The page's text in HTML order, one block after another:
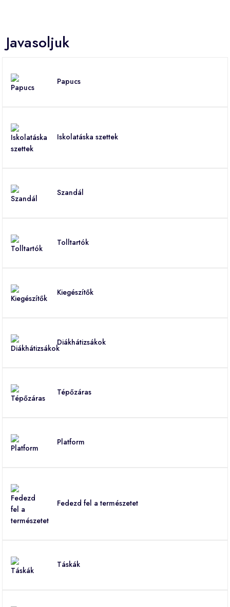
Javasoljuk
Papucs
Iskolatáska szettek
Szandál
Tolltartók
Kiegészítők
Diákhátizsákok
Tépőzáras
Platform
Fedezd fel a természetet
Táskák